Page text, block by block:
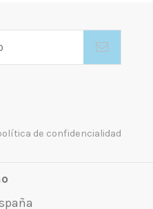
de confidencialidad